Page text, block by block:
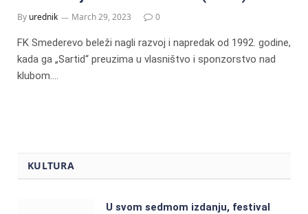
By urednik March 29, 2023 0
FK Smederevo beleži nagli razvoj i napredak od 1992. godine,
kada ga „Sartid“ preuzima u vlasništvo i sponzorstvo nad
klubom.…
KULTURA
U svom sedmom izdanju, festival